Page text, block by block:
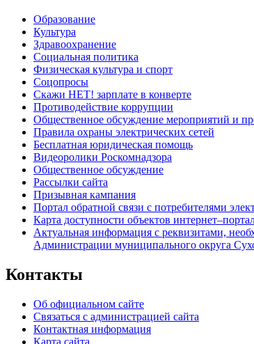
Образование
Культура
Здравоохранение
Социальная политика
Физическая культура и спорт
Соцопросы
Скажи НЕТ! зарплате в конверте
Противодействие коррупции
Общественное обсуждение мероприятий и
Правила охраны электрических сетей
Бесплатная юридическая помощь
Видеоролики Роскомнадзора
Общественное обсуждение
Рассылки сайта
Призывная кампания
Портал обратной связи с потребителями
Карта доступности объектов
Актуальная информация с реквизитами,
Администрации муниципального округа
Контакты
Об официальном сайте
Связаться с администрацией сайта
Контактная информация
Карта сайта